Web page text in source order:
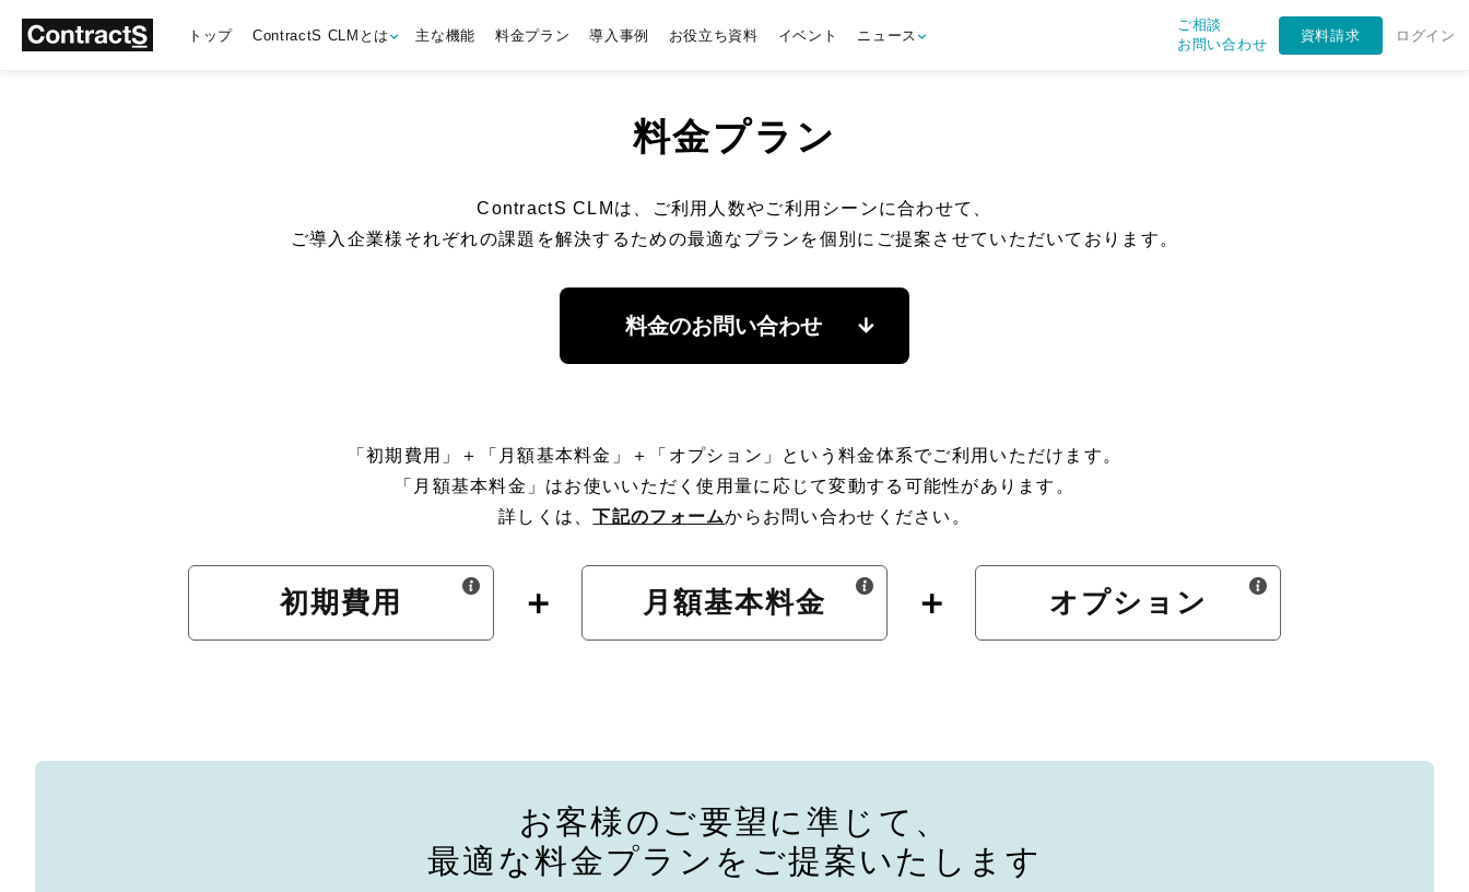
トップ ContractS CLMとは 主な機能 料金プラン 導入事例 お役立ち資料 イベント ニュース
ご相談
お問い合わせ
資料請求 ログイン
料金プラン
ContractS CLMは、ご利用人数やご利用シーンに合わせて、
ご導入企業様それぞれの課題を解決するための最適なプランを個別にご提案させていただいております。
料金のお問い合わせ
「初期費用」＋「月額基本料金」＋「オプション」
という料金体系でご利用いただけます。
「月額基本料金」はお使いいただく使用量に応じて変動する可能性があります。
詳しくは、下記のフォームからお問い合わせください。
初期費用 月額基本料金 オプション
お客様のご要望に準じて、
最適な料金プランを ご提案いたします